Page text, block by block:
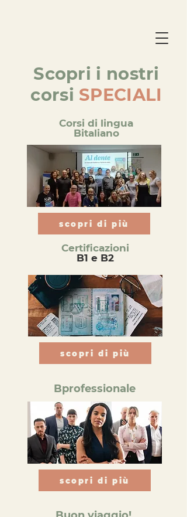
Scopri i nostri
corsi SPECIALI
Corsi di lingua
Bitaliano
scopri di più
Certificazioni
B1 e B2
scopri di più
Bprofessionale
scopri di più